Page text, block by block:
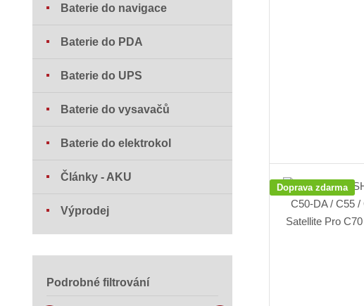
Doprava zdarma
Baterie do navigace
Baterie do PDA
Baterie do UPS
Baterie do vysavačů
Baterie do elektrokol
Články - AKU
Výprodej
Podrobné filtrování